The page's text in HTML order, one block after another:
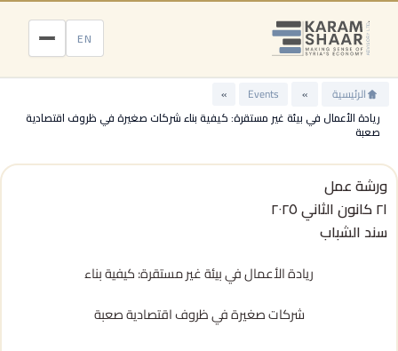
تخطي
المحتوى
EN
الرئيسية »
Events
»
ريادة الأعمال في بيئة غير مستقرة: كيفية بناء شركات صغيرة في ظروف اقتصادية
صعبة
ورشة عمل
٢١ كانون الثاني ٢٠٢٥
سند الشباب
ريادة الأعمال في بيئة غير مستقرة: كيفية بناء
شركات صغيرة في ظروف اقتصادية صعبة